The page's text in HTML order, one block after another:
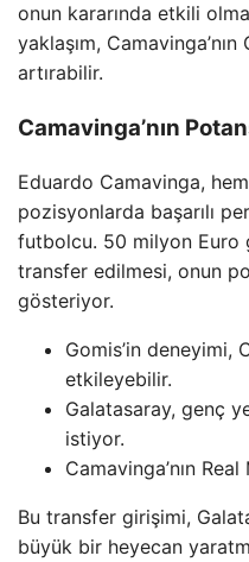
onun kararında etkili
yaklaşım,
artırabilir.
Camavinga’nın
Eduardo Camavinga, hem
pozisyonlarda başarılı
futbolcu. 50 milyon Euro
transfer edilmesi, onun
gösteriyor.
Gomis’in deneyimi,
etkileyebilir.
Galatasaray, genç
istiyor.
Camavinga’nın
Bu transfer girişimi,
büyük bir heyecan